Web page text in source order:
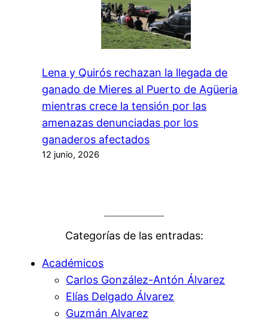
Lena y Quirós rechazan la llegada de
ganado de Mieres al Puerto de Agüeria
mientras crece la tensión por las
amenazas denunciadas por los
ganaderos afectados
12 junio, 2026
Categorías de las entradas:
Académicos
Carlos González-Antón Álvarez
Elías Delgado Álvarez
Guzmán Alvarez